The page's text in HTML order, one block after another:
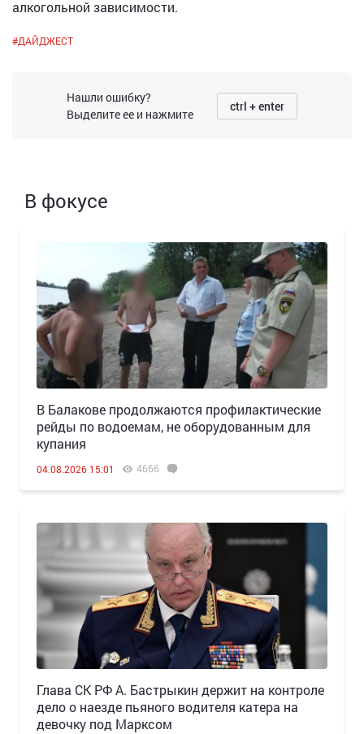
алкогольной зависимости.
#ДАЙДЖЕСТ
Нашли ошибку?
Выделите ее и нажмите
ctrl + enter
В фокусе
В Балакове продолжаются профилактические
рейды по водоемам, не оборудованным для
купания
04.08.2026 15:01 4666
Глава СК РФ А. Бастрыкин держит на контроле
дело о наезде пьяного водителя катера на
девочку под Марксом